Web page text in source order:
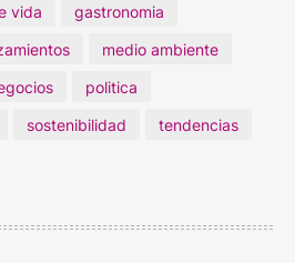
vida
gastronomia
medio ambiente
politica
sostenibilidad
tendencias